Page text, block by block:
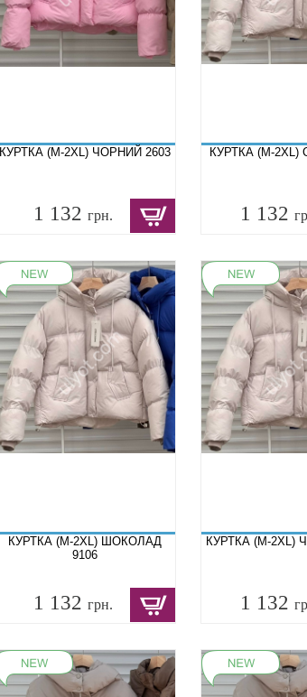
КУРТКА (M-2XL) ЧОРНИЙ 2603
1 132грн.
КУРТКА (M-2XL)
1 132
КУРТКА (M-2XL) ШОКОЛАД
9106
1 132грн.
КУРТКА (M-2XL)
1 132